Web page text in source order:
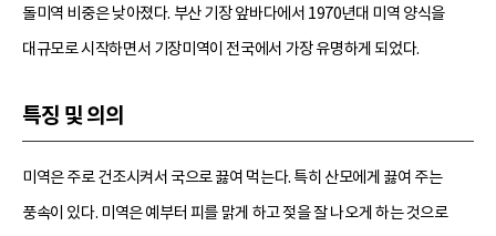
돌미역 비중은 낮아졌다. 부산 기장 앞바다에서 1970년대 미역 양식을
대규모로 시작하면서 기장미역이 전국에서 가장 유명하게 되었다.
특징 및 의의
미역은 주로 건조시켜서 국으로 끓여 먹는다. 특히 산모에게 끓여 주는
풍속이 있다. 미역은 예부터 피를 맑게 하고 젖을 잘 나오게 하는 것으로